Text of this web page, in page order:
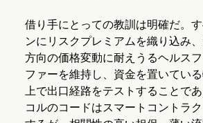
借り手にとっての教訓は明確だ。
ンにリスクプレミアムを織り込み
方向の価格変動に耐えうるヘルス
ファーを維持し、資金を置いてい
上で出口経路をテストすることで
コルのコードはスマートコントラ